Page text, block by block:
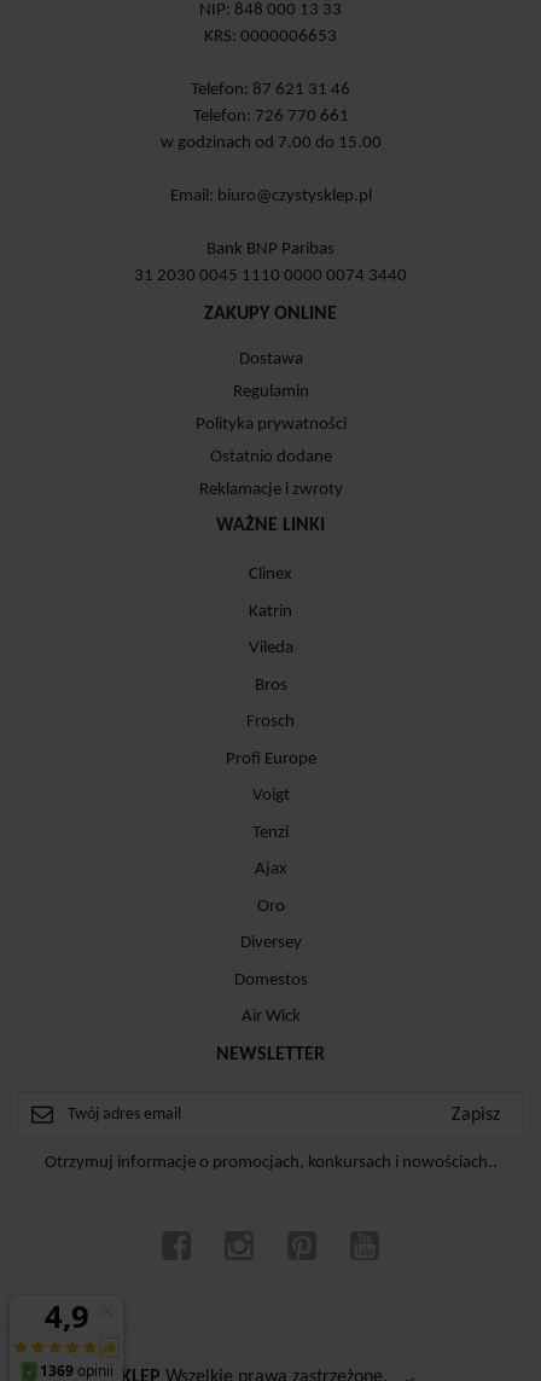
NIP: 848 000 13 33
KRS: 0000006653
Telefon: 87 621 31 46
Telefon: 726 770 661
w godzinach od 7.00 do 15.00
Email: biuro@czystysklep.pl
Bank BNP Paribas
31 2030 0045 1110 0000 0074 3440
ZAKUPY ONLINE
Dostawa
Regulamin
Polityka prywatności
Ostatnio dodane
Reklamacje i zwroty
WAŻNE LINKI
Clinex
Katrin
Vileda
Bros
Frosch
Profi Europe
Voigt
Tenzi
Ajax
Oro
Diversey
Domestos
Air Wick
NEWSLETTER
Otrzymuj informacje o promocjach, konkursach i nowościach..